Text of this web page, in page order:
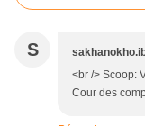
S
<br /> Scoop:
Cour des